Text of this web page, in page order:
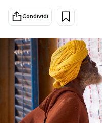
Cultura
Economia
Sport
PODCAST
NEWSLETTER
Condividi